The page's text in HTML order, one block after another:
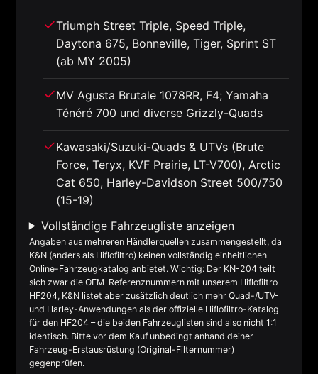
Triumph Street Triple, Speed Triple,
Daytona 675, Bonneville, Tiger, Sprint ST
(ab MY 2005)
MV Agusta Brutale 1078RR, F4; Yamaha
Ténéré 700 und diverse Grizzly-Quads
Kawasaki/Suzuki-Quads & UTVs (Brute
Force, Teryx, KVF Prairie, LT-V700), Arctic
Cat 650, Harley-Davidson Street 500/750
(15-19)
Vollständige Fahrzeugliste anzeigen
Angaben aus mehreren Händlerquellen zusammengestellt, da
K&N (anders als Hiflofiltro) keinen vollständig einheitlichen
Online-Fahrzeugkatalog anbietet. Wichtig: Der KN-204 teilt
sich zwar die OEM-Referenznummern mit unserem Hiflofiltro
HF204, K&N listet aber zusätzlich deutlich mehr Quad-/UTV-
und Harley-Anwendungen als der offizielle Hiflofiltro-Katalog
für den HF204 – die beiden Fahrzeuglisten sind also nicht 1:1
identisch. Bitte vor dem Kauf unbedingt anhand deiner
Fahrzeug-Erstausrüstung (Original-Filternummer)
gegenprüfen.